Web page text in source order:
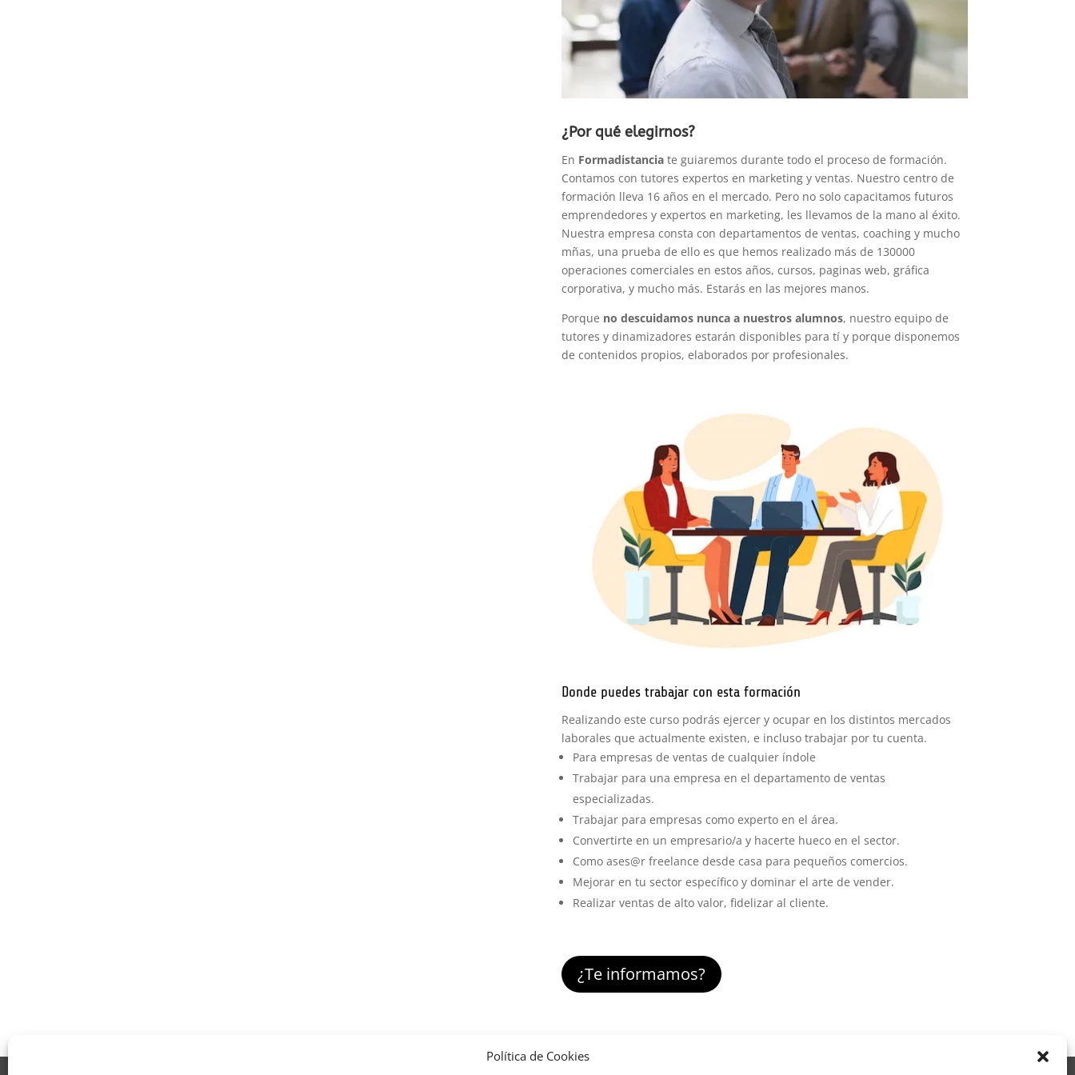
Política de Cookies
¿Por qué elegirnos?
En Formadistanciate guiaremos durante todo el proceso de formación.
Contamos con tutores expertos en marketing y ventas. Nuestro centro de
formación lleva 16 años en el mercado. Pero no solo capacitamos futuros
emprendedores y expertos en marketing, les llevamos de la mano al éxito.
Nuestra empresa consta con departamentos de ventas, coaching y mucho
mñas, una prueba de ello es que hemos realizado más de 130000
operaciones comerciales en estos años, cursos, paginas web, gráfica
corporativa, y mucho más. Estarás en las mejores manos.
Porque no descuidamos nunca a nuestros alumnos, nuestro equipo de
tutores y dinamizadores estarán disponibles para tí y porque disponemos
de contenidos propios, elaborados por profesionales.
Donde puedes trabajar con esta formación
Realizando este curso podrás ejercer y ocupar en los distintos mercados
laborales que actualmente existen, e incluso trabajar por tu cuenta.
Para empresas de ventas de cualquier índole
Trabajar para una empresa en el departamento de ventas
especializadas.
Trabajar para empresas como experto en el área.
Convertirte en un empresario/a y hacerte hueco en el sector.
Como ases@rfreelance desde casa para pequeños comercios.
Mejorar en tu sector específico y dominar el arte de vender.
Realizar ventas de alto valor, fidelizar al cliente.
¿Te informamos?